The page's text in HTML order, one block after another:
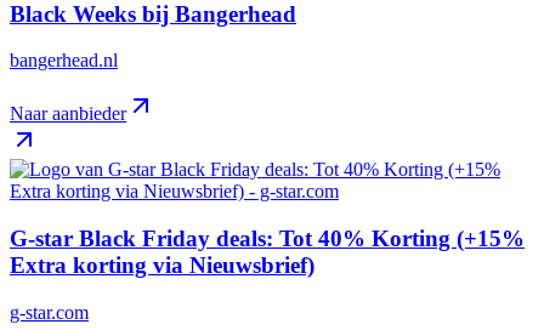
Black Weeks bij Bangerhead
bangerhead.nl
Naar aanbieder
G-star Black Friday deals: Tot 40% Korting (+15%
Extra korting via Nieuwsbrief)
g-star.com